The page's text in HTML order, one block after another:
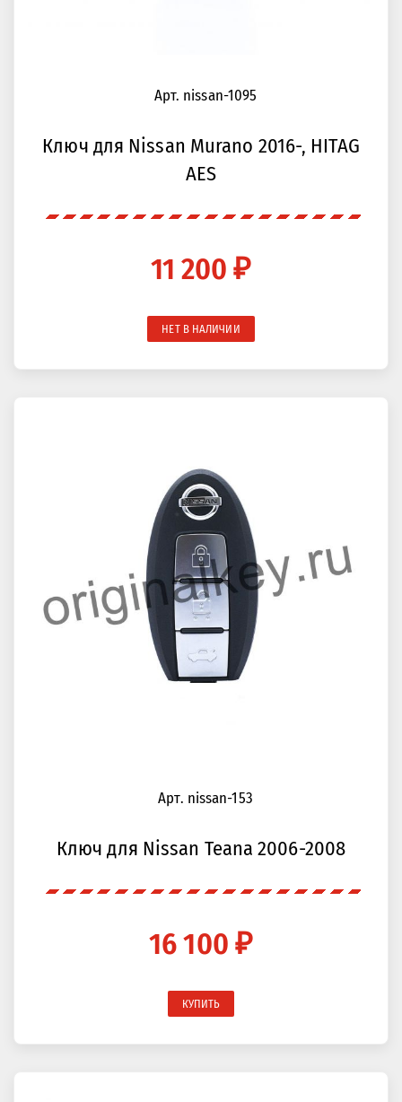
Арт. nissan-1095
Ключ для Nissan Murano 2016-, HITAG
AES
11 200 ₽
НЕТ В НАЛИЧИИ
Арт. nissan-153
Ключ для Nissan Teana 2006-2008
16 100 ₽
КУПИТЬ